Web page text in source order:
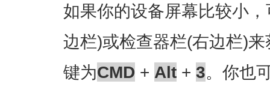
如果你的设备屏幕比较小
边栏)或检查器栏(右边栏)
键为CMD + Alt + 3。你也